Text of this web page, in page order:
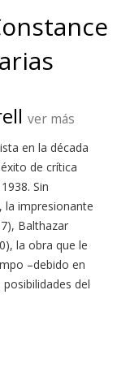
ver más
en la década
de crítica
Sin
, la impresionante
Balthazar
la obra que le
–debido en
del